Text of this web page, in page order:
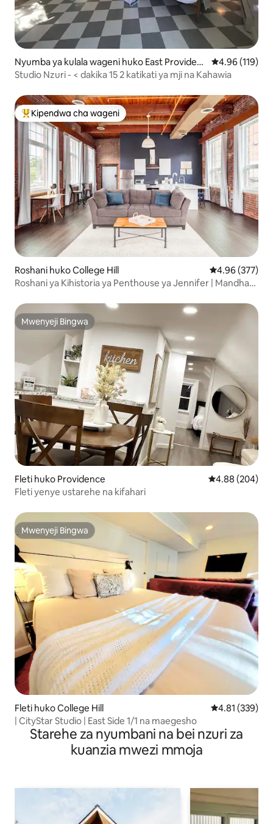
Nyumba ya kulala wageni huko East Providen
ce
Ukadiriaji wa
4.96 (119)
Studio Nzuri - < dakika 15 2 katikati ya mji na Kahawia
Kipendwa maarufu cha wageni
Kipendwa cha wageni
Roshani huko College Hill Ukadiriaji wa
4.96 (377)
Roshani ya Kihistoria ya Penthouse ya Jennifer | Mandhari
Mwenyeji Bingwa
Mwenyeji Bingwa
Fleti huko Providence Ukadiriaji wa
4.88 (204)
Fleti yenye ustarehe na kifahari
Mwenyeji Bingwa
Mwenyeji Bingwa
Fleti huko College Hill Ukadiriaji wa
4.81 (339)
| CityStar Studio | East Side 1/1 na maegesho
Starehe za nyumbani na bei nzuri za
kuanzia mwezi mmoja